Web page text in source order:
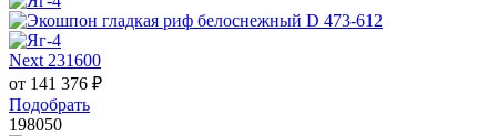
Next 231600
от 141 376 ₽
Подобрать
198050